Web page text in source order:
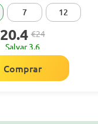
7 12
20.4 €24
Salvar 3.6
Comprar